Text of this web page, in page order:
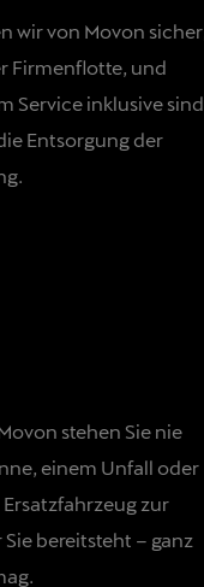
wir von Movon sicher,
Firmenflotte, und
Service inklusive sind
Entsorgung der
stehen Sie nie
einem Unfall oder
zur
bereitsteht – ganz